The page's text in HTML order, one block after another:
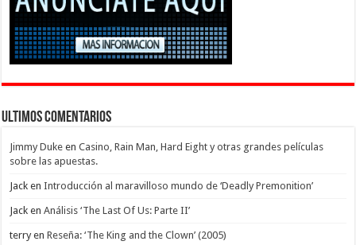
Ultimos Comentarios
Jimmy Duke enCasino, Rain Man, Hard Eight y otras grandes películas
sobre las apuestas.
Jack enIntroducción al maravilloso mundo de ‘Deadly Premonition’
Jack enAnálisis ‘The Last Of Us: Parte II’
terryenReseña: ‘The King and the Clown’ (2005)